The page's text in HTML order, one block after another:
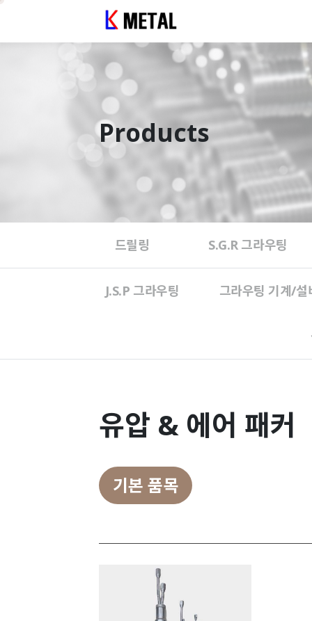
Products
드릴링 S.G.R 그라우팅
J.S.P 그라우팅 그라우팅 기계/설
유압 & 에어 패커
기본 품목